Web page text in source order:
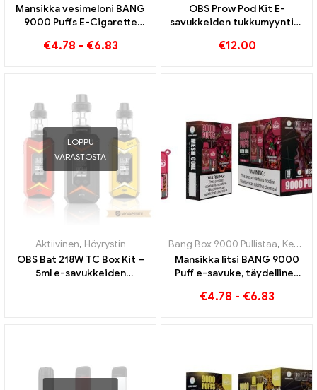
Mansikka vesimeloni BANG
9000 Puffs E-Cigarette
€4.78 - €6.83
OBS Prow Pod Kit E-
savukkeiden tukkumyynti丨
€12.00
LOPPU
VARASTOSTA
Aktiivinen, Höyrystin
OBS Bat 218W TC Box Kit –
5ml e-savukkeiden
Bang Box 9000 Pullistaa, Kertakäyttöiset e-savukkeet Ruotsi
Mansikka litsi BANG 9000
Puff e-savuke, täydellinen
trooppista tuoreutta
€4.78 - €6.83